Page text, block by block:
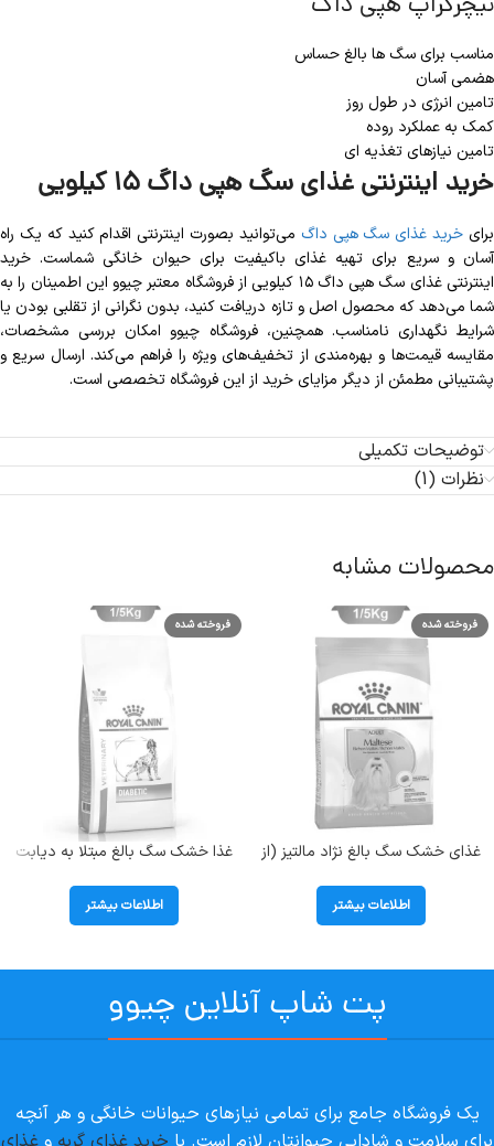
مناسب برای سگ ها بالغ حساس
هضمی آسان
تامین انرژی در طول روز
کمک به عملکرد روده
تامین نیازهای تغذیه ای
خرید اینترنتی غذای سگ هپی داگ ۱۵ کیلویی
برای خرید غذای سگ هپی داگ می‌توانید بصورت اینترنتی اقدام کنید که یک راه
آسان و سریع برای تهیه غذای باکیفیت برای حیوان خانگی شماست. خرید
اینترنتی غذای سگ هپی داگ ۱۵ کیلویی از فروشگاه معتبر چیوو این اطمینان را به
شما می‌دهد که محصول اصل و تازه دریافت کنید، بدون نگرانی از تقلبی بودن یا
شرایط نگهداری نامناسب. همچنین، فروشگاه چیوو امکان بررسی مشخصات،
مقایسه قیمت‌ها و بهره‌مندی از تخفیف‌های ویژه را فراهم می‌کند. ارسال سریع و
پشتیبانی مطمئن از دیگر مزایای خرید از این فروشگاه تخصصی است.
توضیحات تکمیلی
نظرات (1)
محصولات مشابه
فروخته شده
غذای خشک سگ بالغ نژاد مالتیز (از
اطلاعات بیشتر
فروخته شده
غذا خشک سگ بالغ مبتلا به دیابت
کیلوگرم
اطلاعات بیشتر
پت شاپ آنلاین چیوو
یک فروشگاه جامع برای تمامی نیازهای حیوانات خانگی و هر آنچه